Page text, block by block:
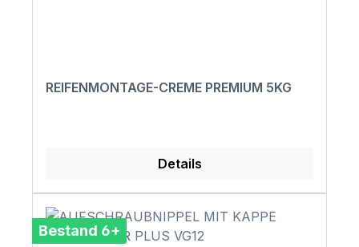
REIFENMONTAGE-CREME PREMIUM 5KG
Details
Bestand 6+